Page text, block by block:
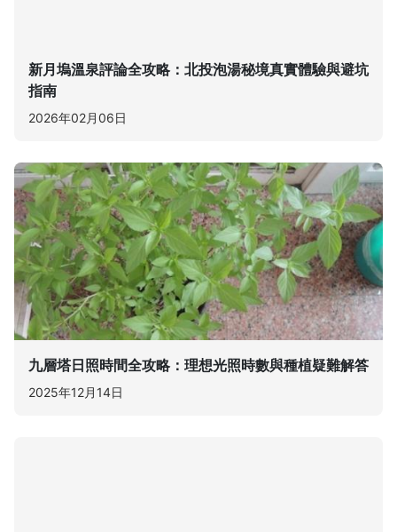
新月塢溫泉評論全攻略：北投泡湯秘境真實體驗與避坑
指南
2026年02月06日
九層塔日照時間全攻略：理想光照時數與種植疑難解答
2025年12月14日